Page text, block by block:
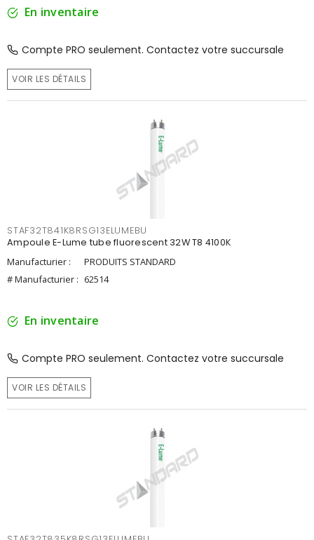
En inventaire
Compte PRO seulement. Contactez votre succursale
VOIR LES DÉTAILS
STAF32T841K8RSG13ELUMEBU
Ampoule E-Lume tube fluorescent 32W T8 4100K
Manufacturier :
PRODUITS STANDARD
# Manufacturier : 62514
En inventaire
Compte PRO seulement. Contactez votre succursale
VOIR LES DÉTAILS